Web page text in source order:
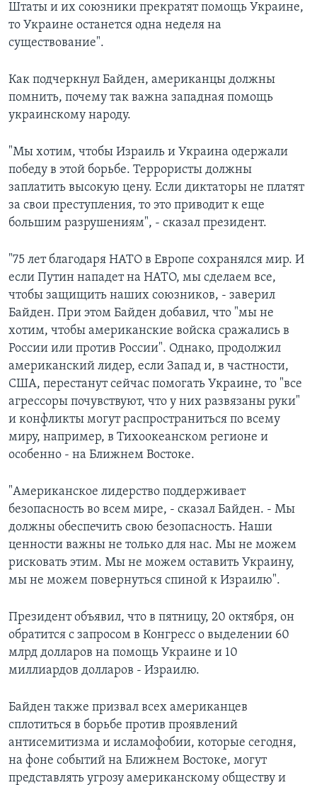
Штаты и их союзники прекратят помощь Украине,
то Украине останется одна неделя на
существование".
Как подчеркнул Байден, американцы должны
помнить, почему так важна западная помощь
украинскому народу.
"Мы хотим, чтобы Израиль и Украина одержали
победу в этой борьбе. Террористы должны
заплатить высокую цену. Если диктаторы не платят
за свои преступления, то это приводит к еще
большим разрушениям", - сказал президент.
"75 лет благодаря НАТО в Европе сохранялся мир. И
если Путин нападет на НАТО, мы сделаем все,
чтобы защищить наших союзников, - заверил
Байден. При этом Байден добавил, что "мы не
хотим, чтобы американские войска сражались в
России или против России". Однако, продолжил
американский лидер, если Запад и, в частности,
США, перестанут сейчас помогать Украине, то "все
агрессоры почувствуют, что у них развязаны руки"
и конфликты могут распространиться по всему
миру, например, в Тихоокеанском регионе и
особенно - на Ближнем Востоке.
"Американское лидерство поддерживает
безопасность во всем мире, - сказал Байден. - Мы
должны обеспечить свою безопасность. Наши
ценности важны не только для нас. Мы не можем
рисковать этим. Мы не можем оставить Украину,
мы не можем повернуться спиной к Израилю".
Президент объявил, что в пятницу, 20 октября, он
обратится с запросом в Конгресс о выделении 60
млрд долларов на помощь Украине и 10
миллиардов долларов - Израилю.
Байден также призвал всех американцев
сплотиться в борьбе против проявлений
антисемитизма и исламофобии, которые сегодня,
на фоне событий на Ближнем Востоке, могут
представлять угрозу американскому обществу и